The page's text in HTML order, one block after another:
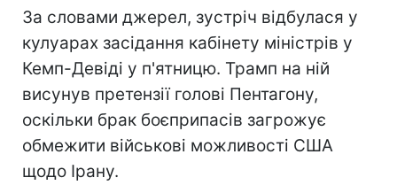
За словами джерел, зустріч відбулася у
кулуарах засідання кабінету міністрів у
Кемп-Девіді у п'ятницю. Трамп на ній
висунув претензії голові Пентагону,
оскільки брак боєприпасів загрожує
обмежити військові можливості США
щодо Ірану.